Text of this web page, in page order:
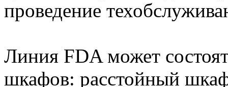
проведение
Линия FDA может
шкафов: расстойный